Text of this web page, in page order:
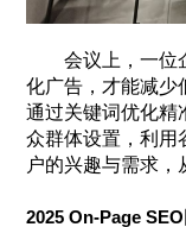
会议上，一位企
化广告，才能减少
通过关键词优化精
众群体设置，利用
户的兴趣与需求，
2025 On-Page